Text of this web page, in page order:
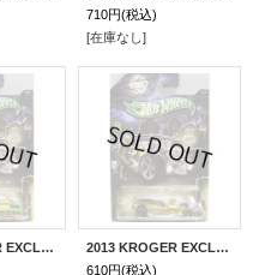
710円(税込)
[在庫なし]
2013 KROGER EXCLUSIVE HALLOWEEN 【EVIL TWIN】 MET.GREEN-BLACK/O5
2013 KROGER EXCLUSIVE HALLOWEEN 【FANGULA】 FLAT GOLD/PR5
610円(税込)